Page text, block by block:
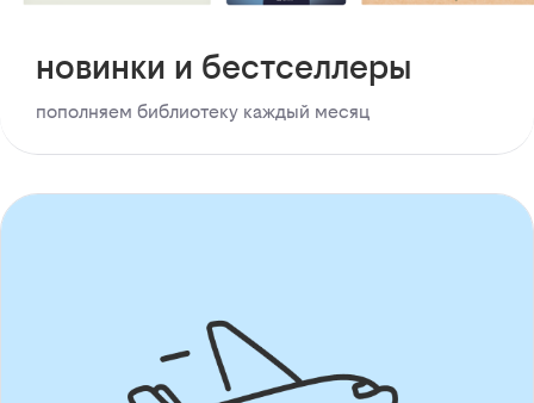
новинки и бестселлеры
пополняем библиотеку каждый месяц